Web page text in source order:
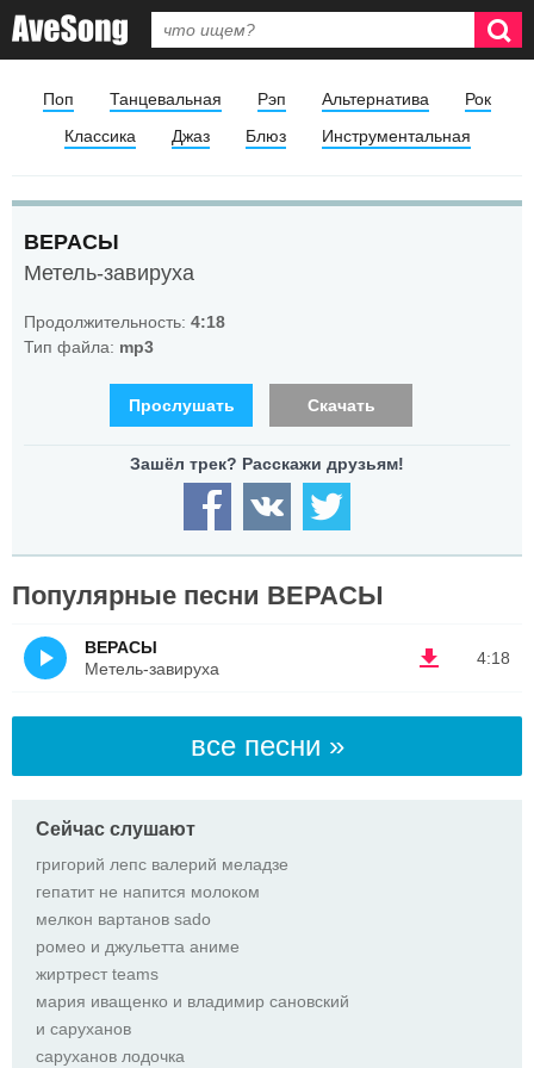
Поп Танцевальная Рэп Альтернатива
Рок
Классика
Джаз Блюз Инструментальная
ВEPACЫ
Метель-завируха
Продолжительность: 4:18
Тип файла: mp3
Прослушать Скачать
Популярные песни ВEPACЫ
4:18
ВEPACЫ
Метель-завируха
все песни »
Сейчас слушают
григорий лепс валерий меладзе
гепатит не напится молоком
мелкон вартанов sado
ромео и джульетта аниме
жиртрест teams
мария иващенко и владимир сановский
и саруханов
саруханов лодочка